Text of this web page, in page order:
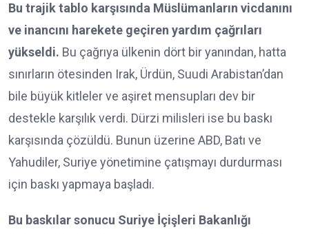
Bu trajik tablo karşısında Müslümanların vicdanını
ve inancını harekete geçiren yardım çağrıları
yükseldi. Bu çağrıya ülkenin dört bir yanından, hatta
sınırların ötesinden Irak, Ürdün, Suudi Arabistan’dan
bile büyük kitleler ve aşiret mensupları dev bir
destekle karşılık verdi. Dürzi milisleri ise bu baskı
karşısında çözüldü. Bunun üzerine ABD, Batı ve
Yahudiler, Suriye yönetimine çatışmayı durdurması
için baskı yapmaya başladı.
Bu baskılar sonucu Suriye İçişleri Bakanlığı